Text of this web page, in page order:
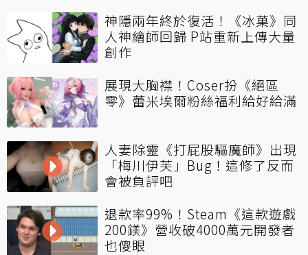
神隱兩年終於復活！《冰菓》同
人神繪師回歸 P站重新上傳大量
創作
展現大胸襟！Coser扮《絕區
零》蕾米埃爾粉絲福利給好給滿
人妻除靈《打屁股驅魔師》出現
「梅川伊芙」Bug！這修了反而
會被負評吧
退款率99%！Steam《這款遊戲
200鎂》營收破4000萬元開發者
也傻眼